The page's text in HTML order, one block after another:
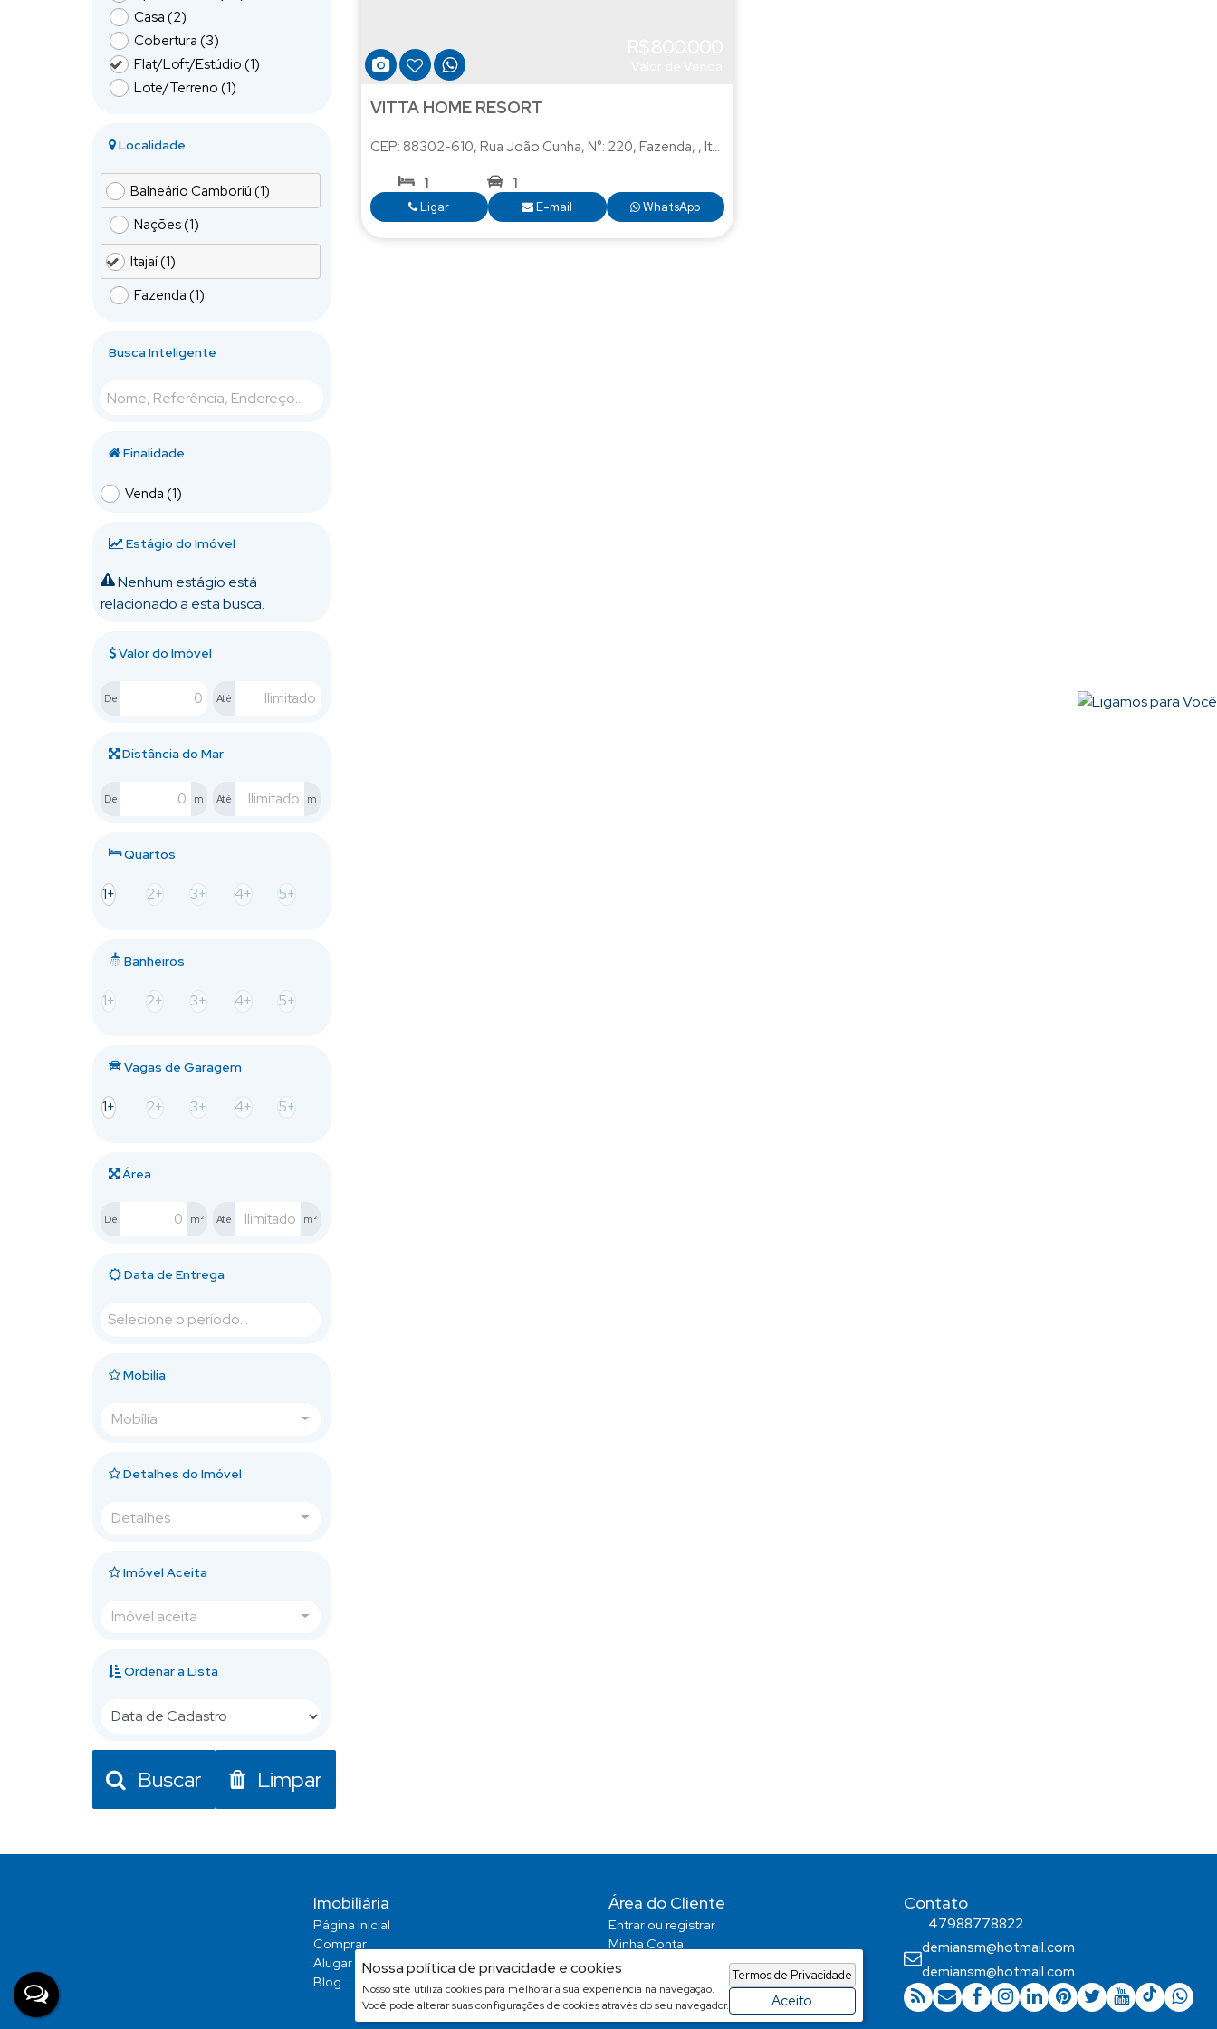
Nossa política de privacidade e cookies
Nosso site utiliza cookies para melhorar a sua experiência na navegação.
Você pode alterar suas configurações de cookies através do seu navegador.
Termos de Privacidade
Aceito
Casa (2)
Cobertura (3)
Flat/Loft/Estúdio (1)
Lote/Terreno (1)
Localidade
Balneário Camboriú (1)
Nações (1)
Itajaí (1)
Fazenda (1)
Busca Inteligente
Finalidade
Venda (1)
Estágio do Imóvel
Nenhum estágio está
relacionado a esta busca.
Valor do Imóvel
De Até
Distância do Mar
De m Até m
Quartos
1+ 2+ 3+ 4+ 5+
Banheiros
1+ 2+ 3+ 4+ 5+
Vagas de Garagem
1+ 2+ 3+ 4+ 5+
Área
De m² Até m²
Data de Entrega
Mobilia
Mobília
Detalhes do Imóvel
Detalhes
Imóvel Aceita
Imóvel aceita
Ordenar a Lista
Buscar Limpar
VITTA HOME RESORT
CEP: 88302-610, Rua João Cunha, N°: 220, Fazenda , Itajaí
1 1
Ligar E-mail WhatsApp
Imobiliária
Página inicial
Comprar
Alugar
Blog
Área do Cliente
Entrar ou registrar
Minha Conta
Favoritos
Contato
47988778822
demiansm@hotmail.com
demiansm@hotmail.com